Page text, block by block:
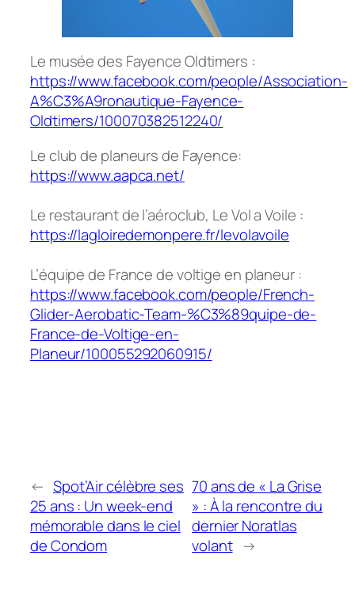
Le musée des Fayence Oldtimers :
https://www.facebook.com/people/Association-
A%C3%A9ronautique-Fayence-
Oldtimers/100070382512240/
Le club de planeurs de Fayence:
https://www.aapca.net/
Le restaurant de l’aéroclub, Le Vol a Voile :
https://lagloiredemonpere.fr/levolavoile
L’équipe de France de voltige en planeur :
https://www.facebook.com/people/French-
Glider-Aerobatic-Team-%C3%89quipe-de-
France-de-Voltige-en-
Planeur/100055292060915/
← Spot’Air célèbre ses
25 ans : Un week-end
mémorable dans le ciel
de Condom
70 ans de « La Grise
» : À la rencontre du
dernier Noratlas
volant →